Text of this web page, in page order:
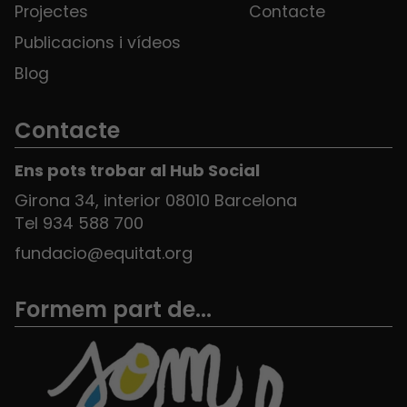
Projectes
Publicacions i vídeos
Blog
Contacte
Contacte
Ens pots trobar al Hub Social
Girona 34, interior 08010 Barcelona
Tel 934 588 700
fundacio@equitat.org
Formem part de...